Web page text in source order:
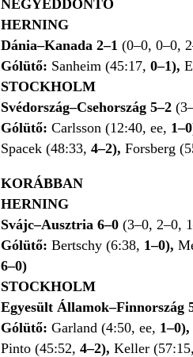
NEGYEDDÖNTŐ
HERNING
Dánia–Kanada 2–1 (0–0, 0–0,
Gólütő: Sanheim (45:17, 0–1),
STOCKHOLM
Svédország–Csehország 5–2
Gólütő: Carlsson (12:40, ee,
Spacek (48:33, 4–2), Forsberg
KORÁBBAN
HERNING
Svájc–Ausztria 6–0 (3–0, 2–0,
Gólütő: Bertschy (6:38, 1–0),
6–0)
STOCKHOLM
Egyesült Államok–Finnország
Gólütő: Garland (4:50, ee, 1–0),
Pinto (45:52, 4–2), Keller